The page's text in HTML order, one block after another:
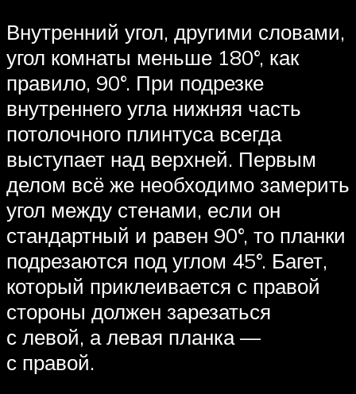
Внутренний угол, другими словами,
угол комнаты меньше 180°, как
правило, 90°. При подрезке
внутреннего угла нижняя часть
потолочного плинтуса всегда
выступает над верхней. Первым
делом всё же необходимо замерить
угол между стенами, если он
стандартный и равен 90°, то планки
подрезаются под углом 45°. Багет,
который приклеивается с правой
стороны должен зарезаться
с левой, а левая планка —
с правой.